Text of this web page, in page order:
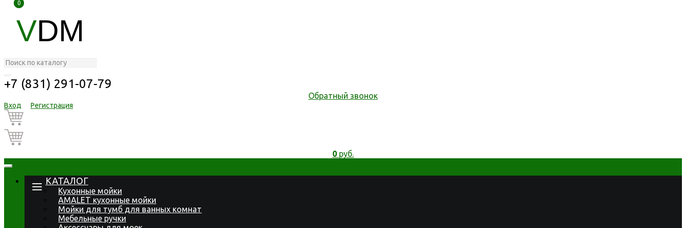
VDM
+7 (831) 291-07-79
Обратный звонок
Вход Регистрация
0
0
0 руб.
КАТАЛОГ
Кухонные мойки
AMALET кухонные мойки
Мойки для тумб для ванных комнат
Мебельные ручки